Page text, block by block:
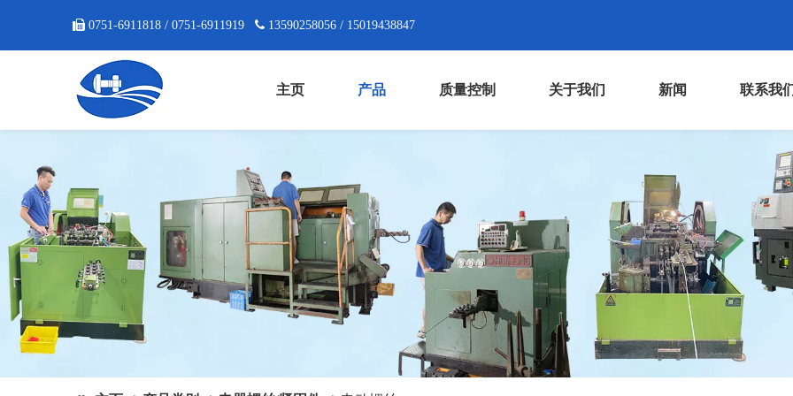
 0751-6911818 / 0751-6911919  13590258056 / 15019438847
主页 产品 质量控制 关于我们 新闻 联系我